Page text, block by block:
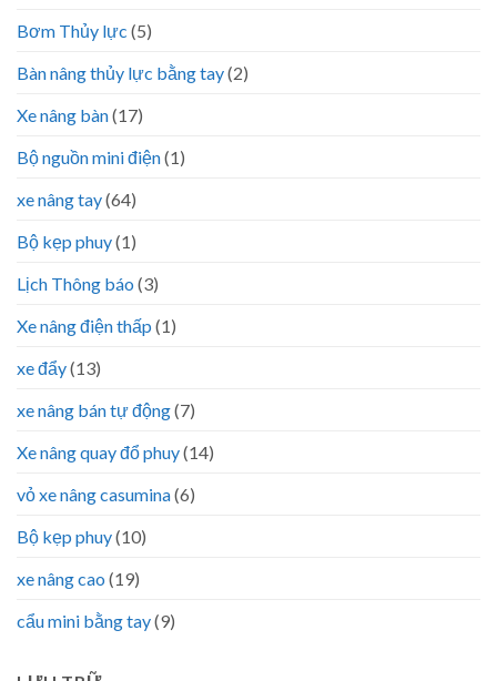
Bơm Thủy lực (5)
Bàn nâng thủy lực bằng tay(2)
Xe nâng bàn(17)
Bộ nguồn mini điện(1)
xe nâng tay(64)
Bộ kẹp phuy(1)
Lịch Thông báo (3)
Xe nâng điện thấp (1)
xe đẩy(13)
xe nâng bán tự động(7)
Xe nâng quay đổ phuy(14)
vỏ xe nâng casumina(6)
Bộ kẹp phuy(10)
xe nâng cao (19)
cẩu mini bằng tay(9)